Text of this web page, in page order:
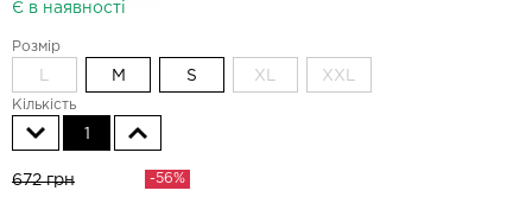
Є в наявності
Розмір
M S XL XXL
Кількість
672 грн -56%